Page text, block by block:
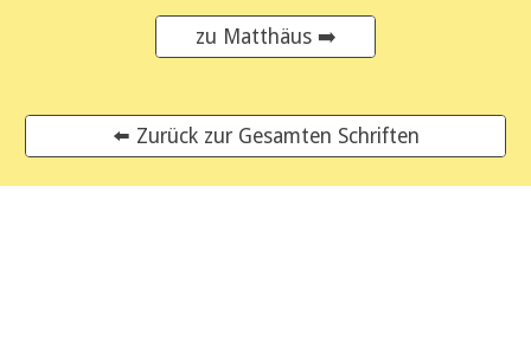
zu Matthäus ➡️
⬅️ Zurück zur Gesamten Schriften